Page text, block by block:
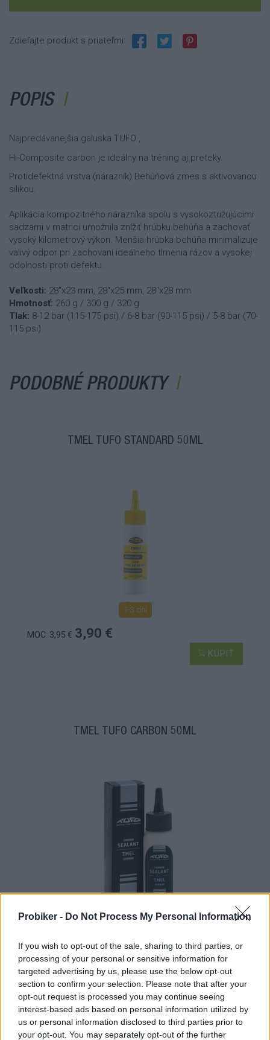
Probiker - Do Not Process My Personal Information
If you wish to opt-out of the sale, sharing to third parties, or
processing of your personal or sensitive information for
targeted advertising by us, please use the below opt-out
section to confirm your selection. Please note that after your
opt-out request is processed you may continue seeing
interest-based ads based on personal information utilized by
us or personal information disclosed to third parties prior to
your opt-out. You may separately opt-out of the further
Zdieľajte produkt s priateľmi:
POPIS
Najpredávanejšia galuska TUFO ,
Hi-Composite carbon je ideálny na tréning aj preteky.
Protidefektná vrstva (nárazník) Behúňová zmes s aktivovanou
silikou.
Aplikácia kompozitného nárazníka spolu s vysokoztužujúcimi
sadzami v matrici umožnila znížiť hrúbku behúňa a zachovať
vysoký kilometrový výkon. Menšia hrúbka behúňa minimalizuje
valivý odpor pri zachovaní ideálneho tlmenia rázov a vysokej
odolnosti proti defektu.
Veľkosti: 28"x23 mm, 28"x25 mm, 28"x28 mm
Hmotnosť: 260 g / 300 g / 320 g
Tlak: 8-12 bar (115-175 psi) / 6-8 bar (90-115 psi) / 5-8 bar (70-
115 psi)
PODOBNÉ PRODUKTY
TMEL TUFO STANDARD 50ML
1-3 dní
MOC: 3,95 € 3,90 €
KÚPIŤ
TMEL TUFO CARBON 50ML
6,90 €
KÚPIŤ
LEPIACA PÁSKA TUFO ROAD 19MM